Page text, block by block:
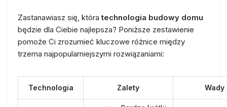
Zastanawiasz się, któratechnologia budowy domu
będzie dla Ciebie najlepsza? Poniższe zestawienie
pomoże Ci zrozumieć kluczowe różnice między
trzema najpopularniejszymi rozwiązaniami:
Technologia Zalety Wady